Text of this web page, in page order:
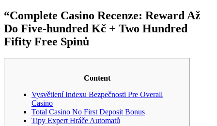
“Complete Casino Recenze: Reward Až
Do Five-hundred Kč + Two Hundred
Fifity Free Spinů
Content
Vysvětlení Indexu Bezpečnosti Pre Overall
Casino
Total Casino No First Deposit Bonus
Tipy Expert Hráče Automatů